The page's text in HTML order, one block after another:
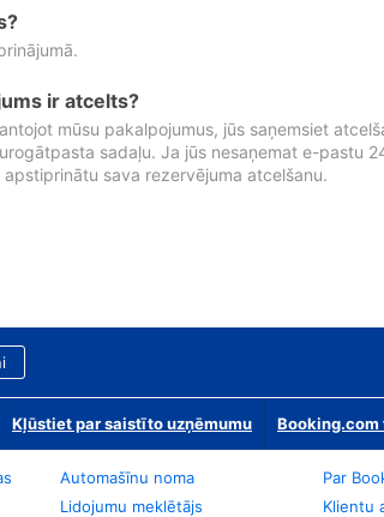
ir atcelts?
mūsu pakalpojumus, jūs saņemsiet
sadaļu. Ja jūs nesaņemat e-pastu
sava rezervējuma atcelšanu.
Kļūstiet par saistīto uzņēmumu Booking.com
Automašīnu noma
Lidojumu meklētājs
Par
Klientu